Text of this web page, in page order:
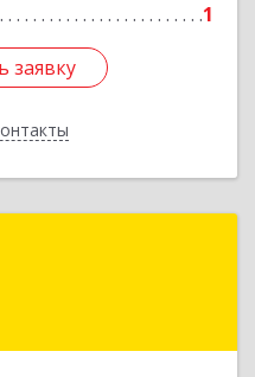
1
заявку
заявку